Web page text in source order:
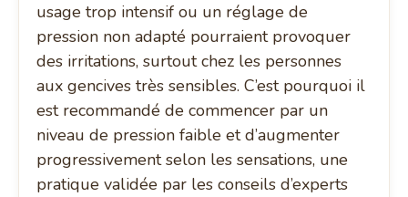
usage trop intensif ou un réglage de
pression non adapté pourraient provoquer
des irritations, surtout chez les personnes
aux gencives très sensibles. C’est pourquoi il
est recommandé de commencer par un
niveau de pression faible et d’augmenter
progressivement selon les sensations, une
pratique validée par les conseils d’experts